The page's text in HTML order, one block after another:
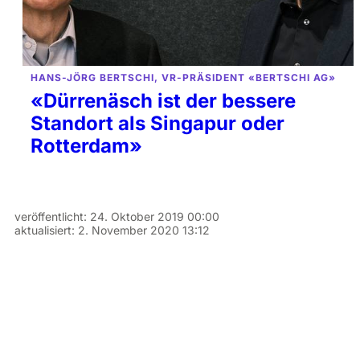
HANS-JÖRG BERTSCHI, VR-PRÄSIDENT «BERTSCHI AG»
«Dürrenäsch ist der bessere
Standort als Singapur oder
Rotterdam»
veröffentlicht: 24. Oktober 2019 00:00
aktualisiert: 2. November 2020 13:12